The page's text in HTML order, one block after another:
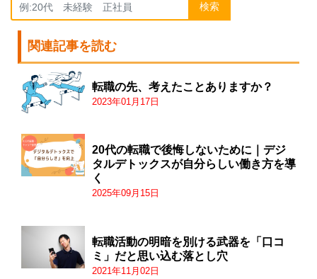
検索
関連記事を読む
転職の先、考えたことありますか？
2023年01月17日
20代の転職で後悔しないために｜デジ
タルデトックスが自分らしい働き方を導
く
2025年09月15日
転職活動の明暗を別ける武器を「口コ
ミ」だと思い込む落とし穴
2021年11月02日